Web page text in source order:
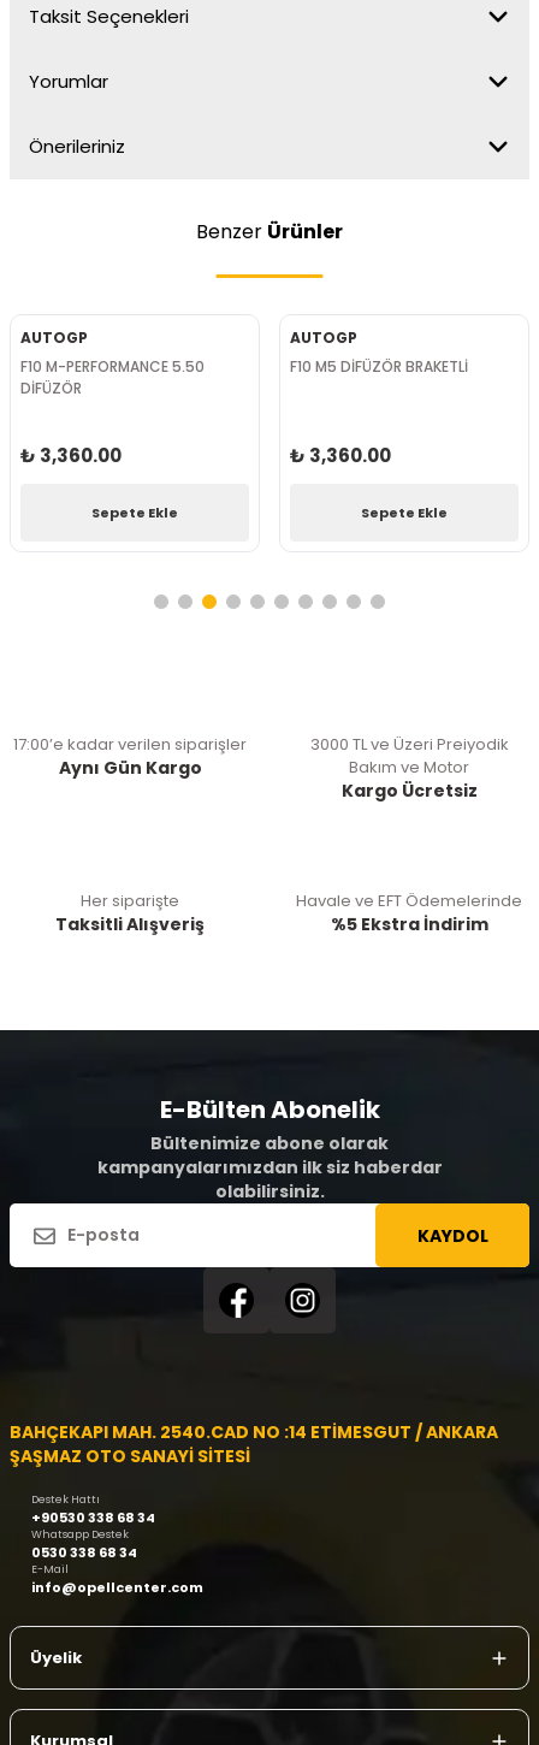
Taksit Seçenekleri
Yorumlar
Önerileriniz
Benzer Ürünler
AUTOGP
F10 M-PERFORMANCE 5.50
DİFÜZÖR
₺ 3,360.00
Sepete Ekle
AUTOGP
F10 M5 DİFÜZÖR BRAKETLİ
₺ 3,360.00
Sepete Ekle
17:00’e kadar verilen siparişler
Aynı Gün Kargo
3000 TL ve Üzeri Preiyodik
Bakım ve Motor
Kargo Ücretsiz
Her siparişte
Taksitli Alışveriş
Havale ve EFT Ödemelerinde
%5 Ekstra İndirim
E-Bülten Abonelik
Bültenimize abone olarak
kampanyalarımızdan ilk siz haberdar
olabilirsiniz.
KAYDOL
BAHÇEKAPI MAH. 2540.CAD NO :14 ETİMESGUT / ANKARA
ŞAŞMAZ OTO SANAYİ SİTESİ
Destek Hattı
+90530 338 68 34
Whatsapp Destek
0530 338 68 34
E-Mail
info@opellcenter.com
Üyelik